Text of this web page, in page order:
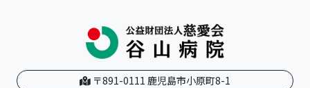
〒891-0111 鹿児島市小原町8-1